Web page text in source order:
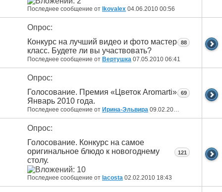
Последнее сообщение от Ikovalex 04.06.2010 00:56
Опрос:
Конкурс на лучший видео и фото мастер-
класс. Будете ли вы участвовать?
Последнее сообщение от Вертушка 07.05.2010 06:41
88
Опрос:
Голосование. Премия «Цветок Aromarti».
Январь 2010 года.
Последнее сообщение от Ирина-Эльвира 09.02.2010
69
Опрос:
Голосование. Конкурс на самое
оригинальное блюдо к новогоднему
столу.
Последнее сообщение от lacosta 02.02.2010 18:43
121